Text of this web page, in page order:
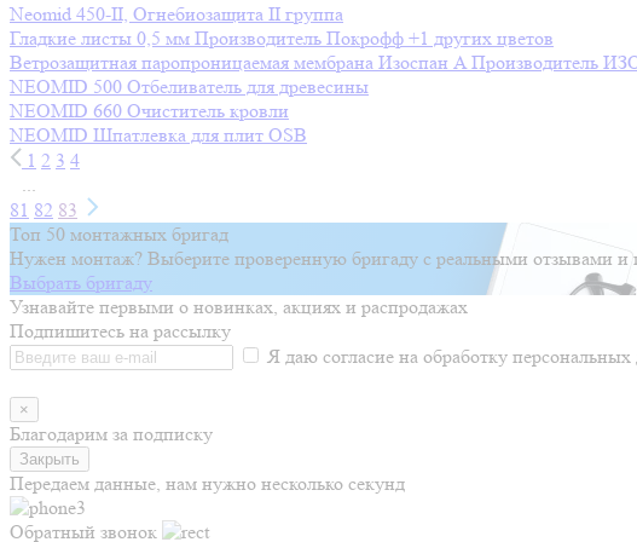
Neomid 450-II, Огнебиозащита II группа
Гладкие листы 0,5 мм Производитель Покрофф +1 других цветов
Ветрозащитная паропроницаемая мембрана Изоспан A Производитель
NEOMID 500 Отбеливатель для древесины
NEOMID 660 Очиститель кровли
NEOMID Шпатлевка для плит OSB
1 2 3 4
...
81 82 83
Топ 50 монтажных бригад
Нужен монтаж? Выберите проверенную бригаду с реальными отзывами и
Выбрать бригаду
Узнавайте первыми о новинках, акциях и распродажах
Подпишитесь на рассылку
Я даю согласие на обработку
×
Благодарим за подписку
Закрыть
Передаем данные, нам нужно несколько секунд
Обратный звонок